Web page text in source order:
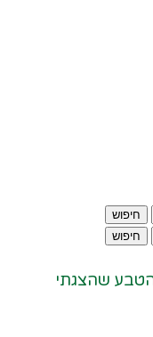
חיפוש
חיפוש
הטבע שהצגתי